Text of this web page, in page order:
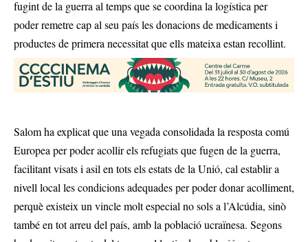
fugint de la guerra al temps que se coordina la logística per
poder remetre cap al seu país les donacions de medicaments i
productes de primera necessitat que ells mateixa estan recollint.
Salom ha explicat que una vegada consolidada la resposta comú
Europea per poder acollir els refugiats que fugen de la guerra,
facilitant visats i asil en tots els estats de la Unió, cal establir a
nivell local les condicions adequades per poder donar acolliment,
perquè existeix un vincle molt especial no sols a l’Alcúdia, sinò
també en tot arreu del país, amb la població ucraïnesa. Segons